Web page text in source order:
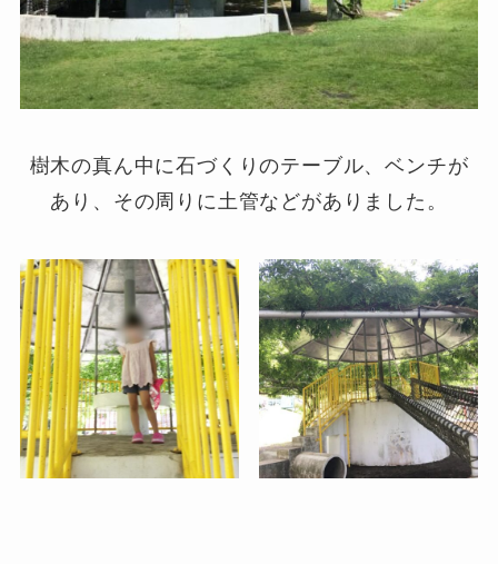
樹木の真ん中に石づくりのテーブル、ベンチが
あり、その周りに土管などがありました。